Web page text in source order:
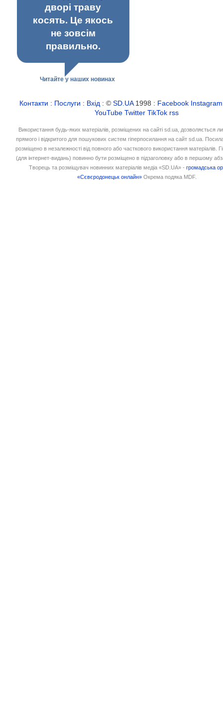
дворі траву
косять. Це якось
не зовсім
правильно.
Читайте у наших новинах
Контакти : Послуги : Вхід : ©SD.UA1998 : Facebook Instagram
YouTube Twitter TikTok rss
Використання будь-яких матеріалів, розміщених на сайті sd.ua, дозволяється
прямого і відкритого для пошукових систем гіперпосилання на сайт sd.ua.
розміщено в незалежності від повного або часткового використання матеріалів.
(для інтернет-видань) повинно бути розміщено в підзаголовку або в першому
Творець та розміщувач новинних матеріалів медіа «SD.UA» -громадська
«Сєвєродонецьк онлайн» Окрема подяка MDF.